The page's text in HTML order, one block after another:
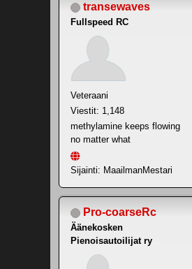
transewaves
Fullspeed RC
Veteraani
Viestit: 1,148
methylamine keeps flowing
no matter what
Sijainti: MaailmanMestari
Pro-coarseRc
Äänekosken
Pienoisautoilijat ry